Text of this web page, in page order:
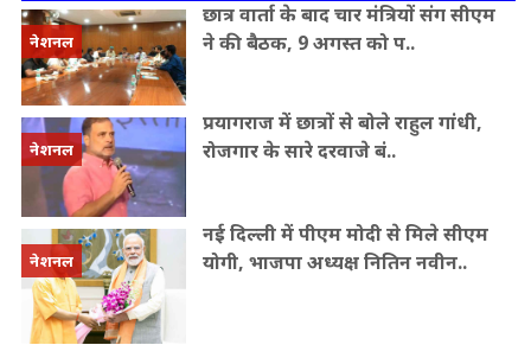
नेशनल
छात्र वार्ता के बाद चार मंत्रियों संग सीएम
ने की बैठक, 9 अगस्त को प..
नेशनल
प्रयागराज में छात्रों से बोले राहुल गांधी,
रोजगार के सारे दरवाजे बं..
नेशनल
नई दिल्ली में पीएम मोदी से मिले सीएम
योगी, भाजपा अध्यक्ष नितिन नवीन..